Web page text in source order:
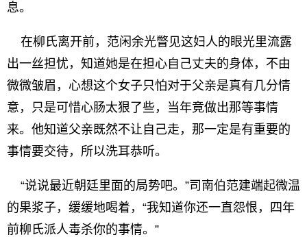
息。
在柳氏离开前，范闲余光瞥见这妇人的眼光里流露
出一丝担忧，知道她是在担心自己丈夫的身体，不由
微微皱眉，心想这个女子只怕对于父亲是真有几分情
意，只是可惜心肠太狠了些，当年竟做出那等事情
来。他知道父亲既然不让自己走，那一定是有重要的
事情要交待，所以洗耳恭听。
“说说最近朝廷里面的局势吧。”司南伯范建端起微温
的果浆子，缓缓地喝着，“我知道你还一直怨恨，四年
前柳氏派人毒杀你的事情。”